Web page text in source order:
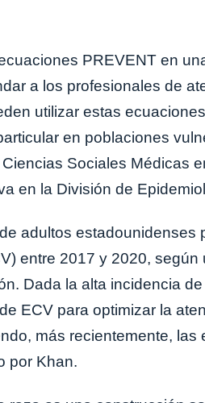
PREVENT en
a los profesionales de
utilizar estas
en poblaciones
Sociales Médicas
en la División de
adultos estadounidenses
entre 2017 y 2020, según
Dada la alta incidencia
ECV para optimizar la
más recientemente,
por Khan.